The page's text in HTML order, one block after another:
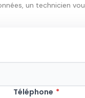
un technicien
Téléphone *